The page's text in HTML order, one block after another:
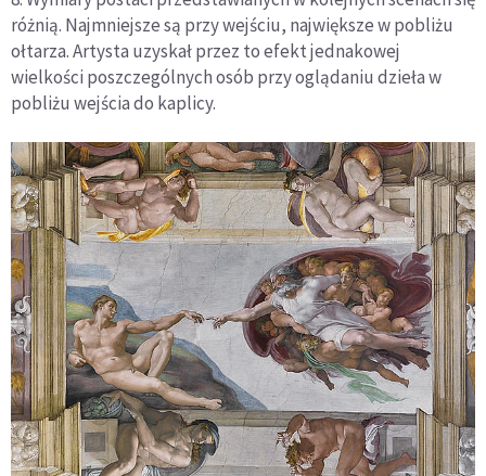
różnią. Najmniejsze są przy wejściu, największe w pobliżu
ołtarza. Artysta uzyskał przez to efekt jednakowej
wielkości poszczególnych osób przy oglądaniu dzieła w
pobliżu wejścia do kaplicy.